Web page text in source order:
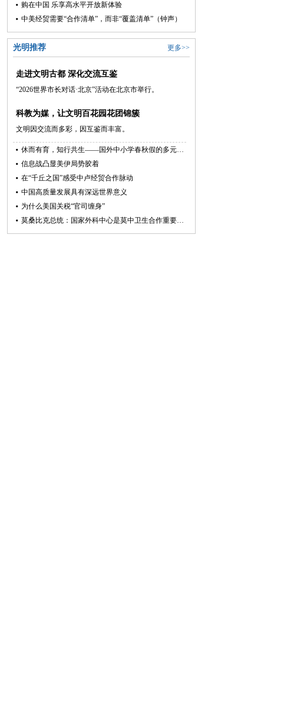
购在中国 乐享高水平开放新体验
中美经贸需要“合作清单”，而非“覆盖清单”（钟声）
光明推荐 更多>>
走进文明古都 深化交流互鉴
“2026世界市长对话·北京”活动在北京市举行。
科教为媒，让文明百花园花团锦簇
文明因交流而多彩，因互鉴而丰富。
休而有育，知行共生——国外中小学春秋假的多元路径
信息战凸显美伊局势胶着
在“千丘之国”感受中卢经贸合作脉动
中国高质量发展具有深远世界意义
为什么美国关税“官司缠身”
莫桑比克总统：国家外科中心是莫中卫生合作重要标志